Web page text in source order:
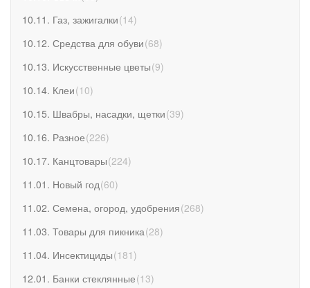
10.11. Газ, зажигалки(14)
10.12. Средства для обуви(68)
10.13. Искусственные цветы(9)
10.14. Клеи(10)
10.15. Швабры, насадки, щетки(39)
10.16. Разное(226)
10.17. Канцтовары(224)
11.01. Новый год(60)
11.02. Семена, огород, удобрения(268)
11.03. Товары для пикника(28)
11.04. Инсектициды(181 )
12.01. Банки стеклянные(13)